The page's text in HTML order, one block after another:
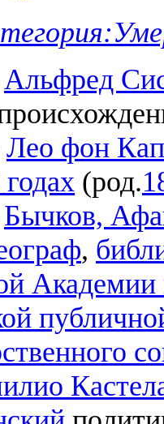
Альфред
Лео фон
(род.
Бычков,
,
Академии